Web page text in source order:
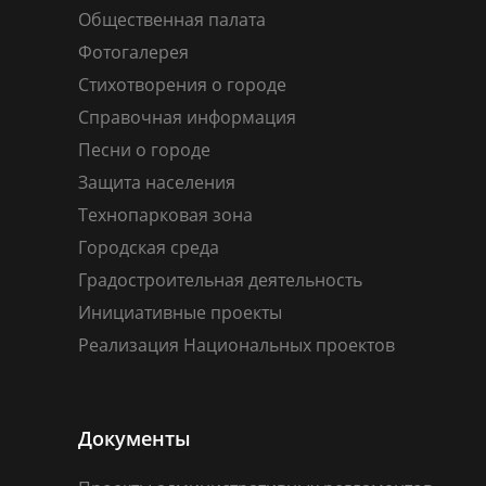
Общественная палата
Фотогалерея
Стихотворения о городе
Справочная информация
Песни о городе
Защита населения
Технопарковая зона
Городская среда
Градостроительная деятельность
Инициативные проекты
Реализация Национальных проектов
Документы